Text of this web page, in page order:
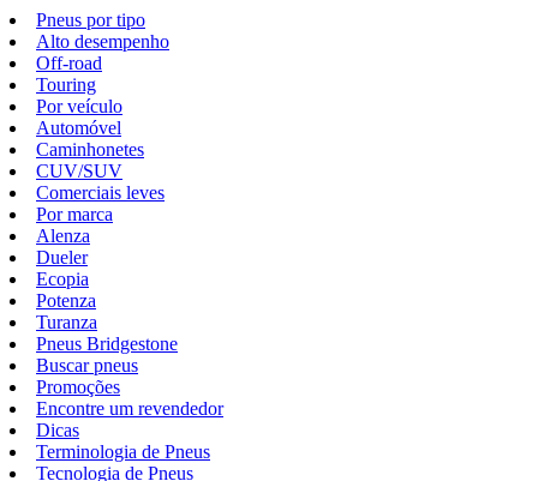
Pneus por tipo
Alto desempenho
Off-road
Touring
Por veículo
Automóvel
Caminhonetes
CUV/SUV
Comerciais leves
Por marca
Alenza
Dueler
Ecopia
Potenza
Turanza
Pneus Bridgestone
Buscar pneus
Promoções
Encontre um revendedor
Dicas
Terminologia de Pneus
Tecnologia de Pneus